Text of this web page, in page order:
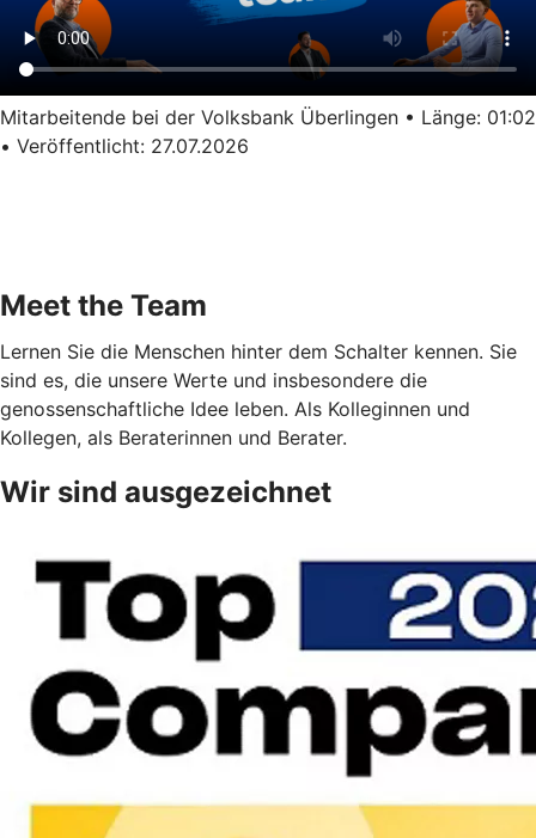
Mitarbeitende bei der Volksbank Überlingen • Länge: 01:02
• Veröffentlicht: 27.07.2026
Meet the Team
Lernen Sie die Menschen hinter dem Schalter kennen. Sie
sind es, die unsere Werte und insbesondere die
genossenschaftliche Idee leben. Als Kolleginnen und
Kollegen, als Beraterinnen und Berater.
Wir sind ausgezeichnet